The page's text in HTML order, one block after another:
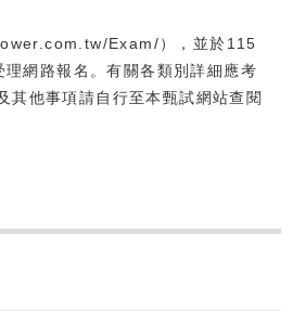
Exam/），並於115
網路報名。有關各類別詳細應考
其他事項請自行至本甄試網站查閱